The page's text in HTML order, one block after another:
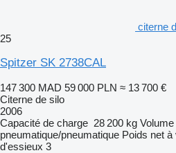
citerne
25
Spitzer SK 2738CAL
147 300 MAD 59 000 PLN ≈ 13 700 €
Citerne de silo
2006
Capacité de charge 28 200 kg Volume
pneumatique/pneumatique Poids net à
d'essieux 3